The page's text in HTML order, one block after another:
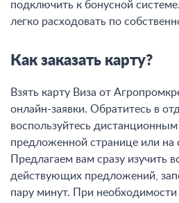
подключить к бонусной
легко расходовать по
Как заказать карту?
Взять карту Виза от
онлайн-заявки. Обратитесь в
воспользуйтесь
предложенной странице или на
Предлагаем вам сразу изучить
действующих предложений,
пару минут. При